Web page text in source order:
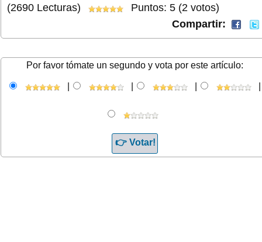
(2690 Lecturas)
Puntos: 5 (2 votos)
Compartir:
Por favor tómate un segundo y vota por este artículo: